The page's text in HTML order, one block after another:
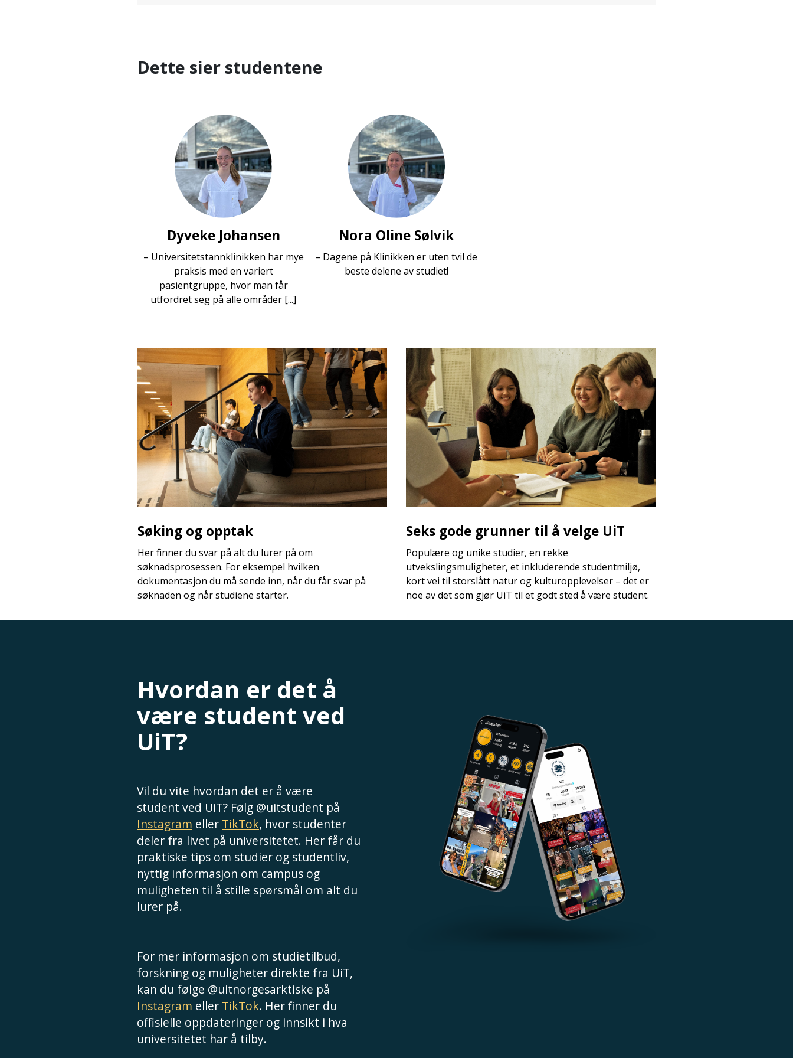
Dette sier studentene
Dyveke Johansen
– Universitetstannklinikken har mye
praksis med en variert
pasientgruppe, hvor man får
utfordret seg på alle områder [...]
Nora Oline Sølvik
– Dagene på Klinikken er uten tvil de
beste delene av studiet!
Søking og opptak
Her finner du svar på alt du lurer på om
søknadsprosessen. For eksempel hvilken
dokumentasjon du må sende inn, når du får svar på
søknaden og når studiene starter.
Seks gode grunner til å velge UiT
Populære og unike studier, en rekke
utvekslingsmuligheter, et inkluderende studentmiljø,
kort vei til storslått natur og kulturopplevelser – det er
noe av det som gjør UiT til et godt sted å være student.
Hvordan er det å
være student ved
UiT?
Vil du vite hvordan det er å være
student ved UiT? Følg @uitstudent på
Instagram eller TikTok, hvor studenter
deler fra livet på universitetet. Her får du
praktiske tips om studier og studentliv,
nyttig informasjon om campus og
muligheten til å stille spørsmål om alt du
lurer på.
For mer informasjon om studietilbud,
forskning og muligheter direkte fra UiT,
kan du følge @uitnorgesarktiske på
Instagram eller TikTok. Her finner du
offisielle oppdateringer og innsikt i hva
universitetet har å tilby.